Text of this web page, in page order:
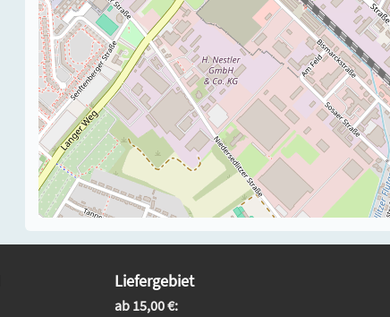
Liefergebiet
ab 15,00 €: